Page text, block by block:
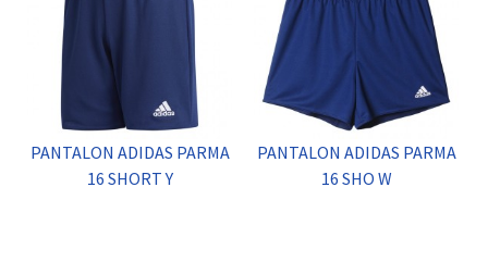
PANTALON ADIDAS PARMA
16 SHORT Y
PANTALON ADIDAS PARMA
16 SHO W